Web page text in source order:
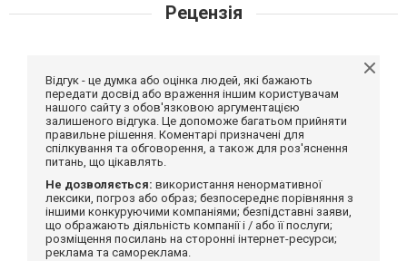
Рецензія
Відгук - це думка або оцінка людей, які бажають
передати досвід або враження іншим користувачам
нашого сайту з обов'язковою аргументацією
залишеного відгука. Це допоможе багатьом прийняти
правильне рішення. Коментарі призначені для
спілкування та обговорення, а також для роз'яснення
питань, що цікавлять.
Не дозволяється: використання ненормативної
лексики, погроз або образ; безпосереднє порівняння з
іншими конкуруючими компаніями; безпідставні заяви,
що ображають діяльність компанії і / або її послуги;
розміщення посилань на сторонні інтернет-ресурси;
реклама та самореклама.